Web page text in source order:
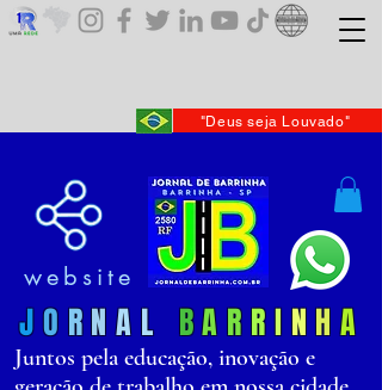
"Deus seja Louvado"
website
JO RNAL BARRI NHA
Juntos pela educação, inovação e